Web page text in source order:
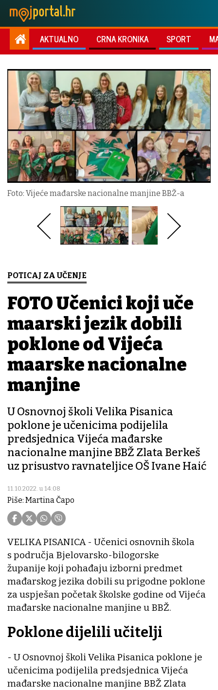
AKTUALNO CRNA KRONIKA SPORT
Foto: Vijeće mađarske nacionalne manjine BBŽ-a
POTICAJ ZA UČENJE
FOTO Učenici koji uče
mađarski jezik dobili
poklone od Vijeća
mađarske nacionalne
manjine
U Osnovnoj školi Velika Pisanica
poklone je učenicima podijelila
predsjednica Vijeća mađarske
nacionalne manjine BBŽ Zlata Berkeš
uz prisustvo ravnateljice OŠ Ivane Haić
11.10.2022. u 14:08
Piše: Martina Čapo
VELIKA PISANICA - Učenici osnovnih škola
s područja Bjelovarsko-bilogorske
županije koji pohađaju izborni predmet
mađarskog jezika dobili su prigodne poklone
za uspješan početak školske godine od Vijeća
mađarske nacionalne manjine u BBŽ.
Poklone dijelili učitelji
- U Osnovnoj školi Velika Pisanica poklone je
učenicima podijelila predsjednica Vijeća
mađarske nacionalne manjine BBŽ Zlata